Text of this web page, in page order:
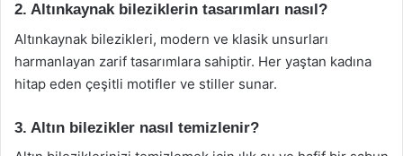
2. Altınkaynak bileziklerin tasarımları nasıl?
Altınkaynak bilezikleri, modern ve klasik unsurları
harmanlayan zarif tasarımlara sahiptir. Her yaştan kadına
hitap eden çeşitli motifler ve stiller sunar.
3. Altın bilezikler nasıl temizlenir?